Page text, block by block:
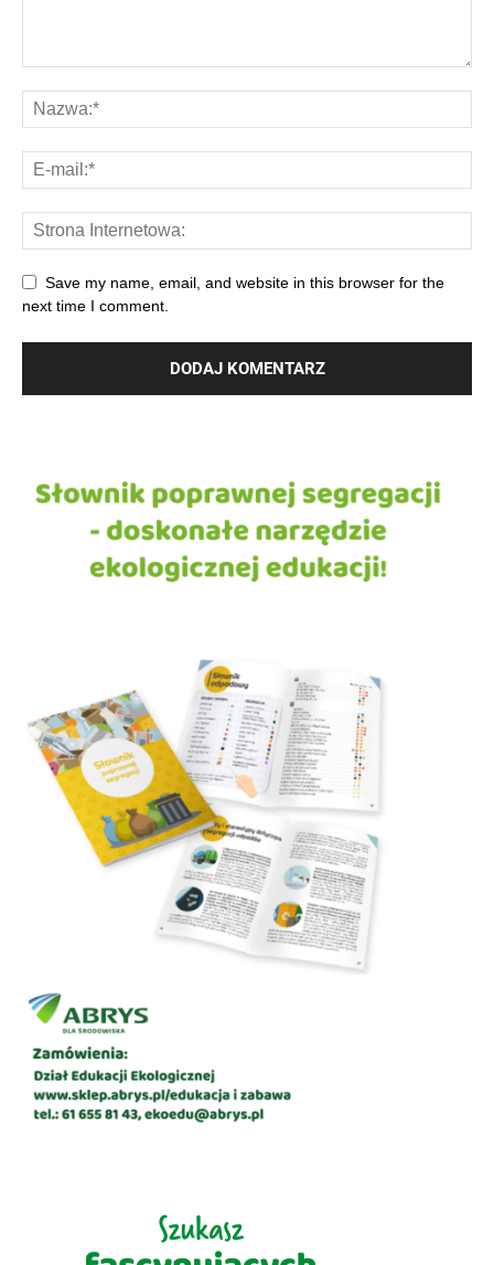
Save my name, email, and website in this browser for the
next time I comment.